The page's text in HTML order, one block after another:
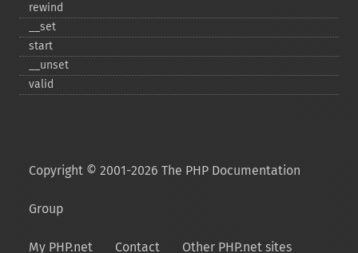
rewind
_​_​set
start
_​_​unset
valid
Copyright © 2001-2026 The PHP Documentation
Group
My PHP.net Contact Other PHP.net sites